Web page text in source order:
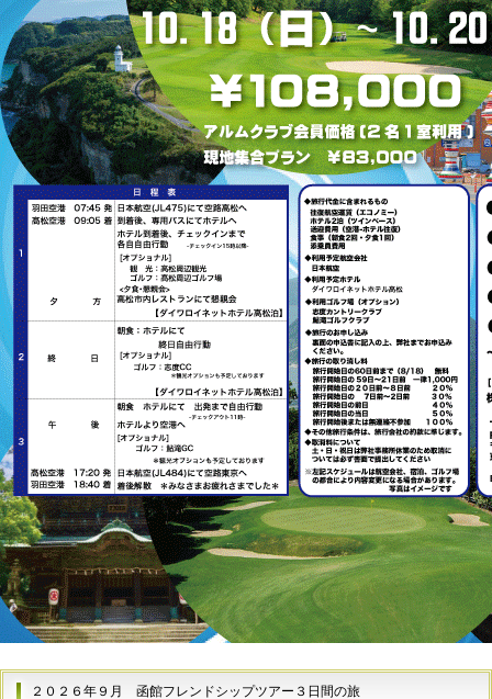
２０２６年９月 函館フレンドシップツアー３日間の旅